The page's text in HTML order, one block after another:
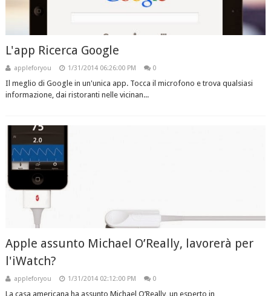
L'app Ricerca Google
appleforyou 1/31/2014 06:26:00 PM 0
Il meglio di Google in un'unica app. Tocca il microfono e trova qualsiasi
informazione, dai ristoranti nelle vicinan...
Apple assunto Michael O’Really, lavorerà per
l'iWatch?
appleforyou 1/31/2014 02:12:00 PM 0
La casa americana ha assunto Michael O’Really, un esperto in